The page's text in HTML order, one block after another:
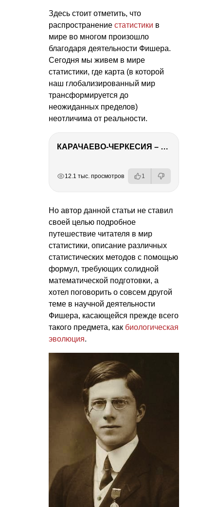
Здесь стоит отметить, что
распространение статистики в
мире во многом произошло
благодаря деятельности Фишера.
Сегодня мы живем в мире
статистики, где карта (в которой
наш глобализированный мир
трансформируется до
неожиданных пределов)
неотличима от реальности.
КАРАЧАЕВО-ЧЕРКЕСИЯ – ПУТЕШЕСТВИЕ НА КАВКАЗ часть 2
12.1 тыс. просмотров 1
Но автор данной статьи не ставил
своей целью подробное
путешествие читателя в мир
статистики, описание различных
статистических методов с помощью
формул, требующих солидной
математической подготовки, а
хотел поговорить о совсем другой
теме в научной деятельности
Фишера, касающейся прежде всего
такого предмета, как биологическая
эволюция.